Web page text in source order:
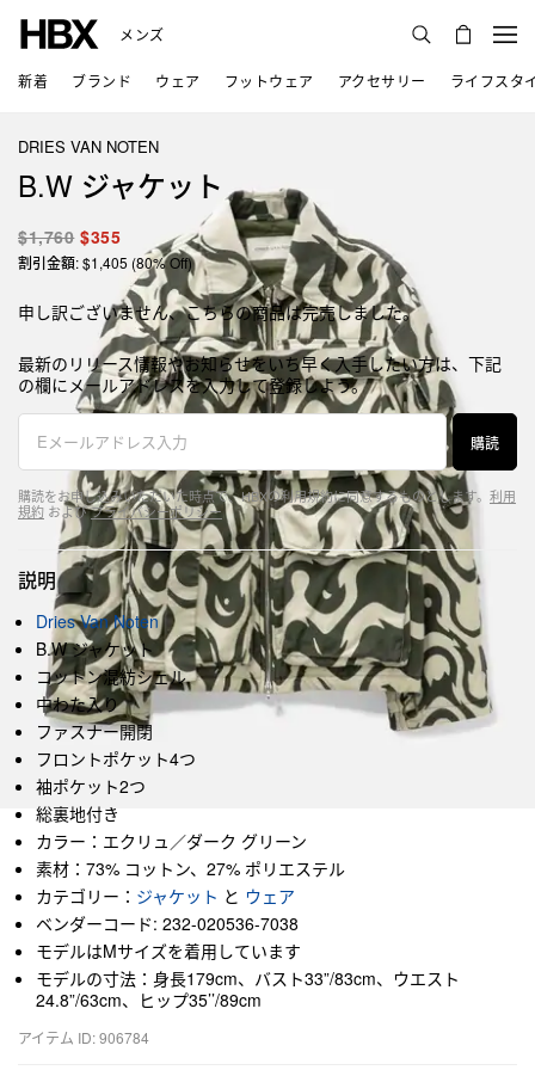
メンズ
新着 ブランド ウェア フットウェア アクセサリー ライフスタ
DRIES VAN NOTEN
B.W ジャケット
$1,760 $355
割引金額: $1,405 (80% Off)
申し訳ございません、こちらの商品は完売しました。
最新のリリース情報やお知らせをいち早く入手したい方は、下記
の欄にメールアドレスを入力して登録しよう。
購読
購読をお申し込みいただいた時点で、HBXの利用規約に同意するものとします。 利用
規約 およびプライバシーポリシー
説明
Dries Van Noten
B.W ジャケット
コットン混紡シェル
中わた入り
ファスナー開閉
フロントポケット4つ
袖ポケット2つ
総裏地付き
カラー：エクリュ／ダーク グリーン
素材：73% コットン、27% ポリエステル
カテゴリー： ジャケット と ウェア
ベンダーコード: 232-020536-7038
モデルはMサイズを着用しています
モデルの寸法：身長179cm、バスト33”/83cm、ウエスト
24.8”/63cm、ヒップ35’’/89cm
アイテム ID: 906784